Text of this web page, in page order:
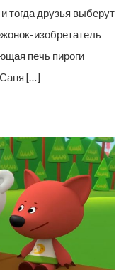
тогда друзья выберут
изобретатель
печь пироги
[…]